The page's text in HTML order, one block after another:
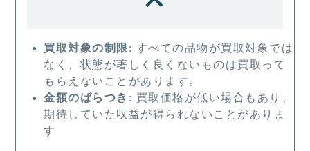
買取対象の制限 : すべての品物が買取対象では
なく、状態が著しく良くないものは買取って
もらえないことがあります。
金額のばらつき : 買取価格が低い場合もあり、
期待していた収益が得られないことがありま
す